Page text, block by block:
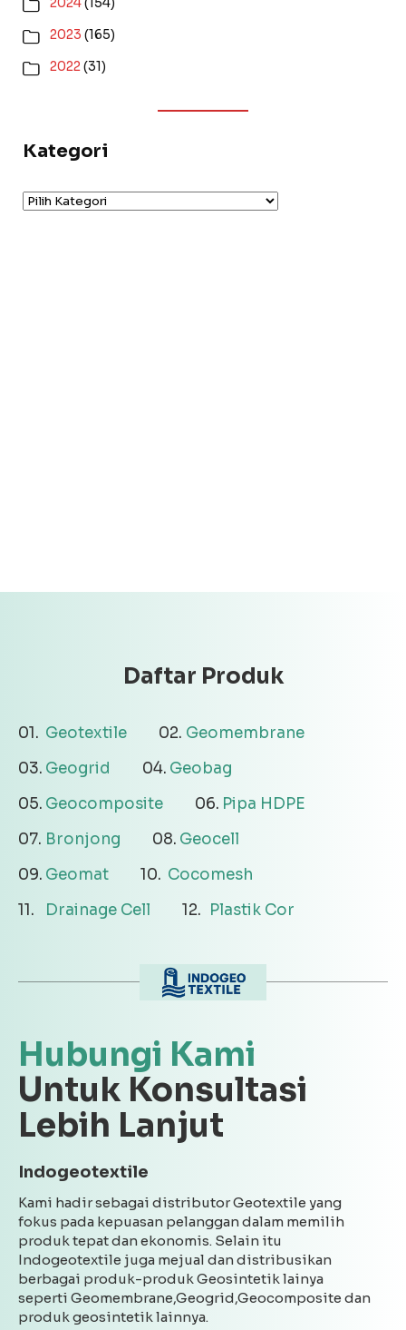
2023 (165)
2022(31)
Kategori
Kategori
Daftar Produk
Geotextile
Geomembrane
Geogrid
Geobag
Geocomposite
Pipa HDPE
Bronjong
Geocell
Geomat
Cocomesh
Drainage Cell
Plastik Cor
Hubungi Kami
Untuk Konsultasi
Lebih Lanjut
Indogeotextile
Kami hadir sebagai distributor Geotextile yang
fokus pada kepuasan pelanggan dalam memilih
produk tepat dan ekonomis. Selain itu
Indogeotextile juga mejual dan distribusikan
berbagai produk-produk Geosintetik lainya
seperti Geomembrane,Geogrid,Geocomposite dan
produk geosintetik lainnya.